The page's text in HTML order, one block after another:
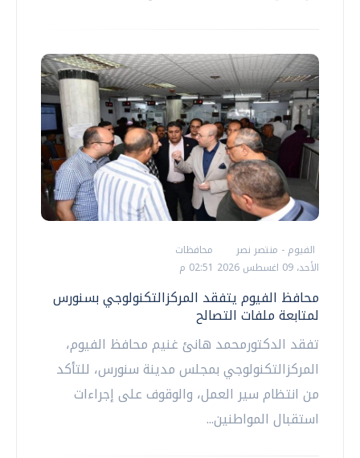
الفيوم - منتصر نصر
محافظات
الأحد، 09 اغسطس 2026 02:51 م
محافظ الفيوم يتفقد المركزالتكنولوجي بسنورس
لمتابعة ملفات التصالح
تفقد الدكتورمحمد هانئ غنيم محافظ الفيوم،
المركزالتكنولوجي بمجلس مدينة سنورس، للتأكد
من انتظام سير العمل، والوقوف على إجراءات
استقبال المواطنين...